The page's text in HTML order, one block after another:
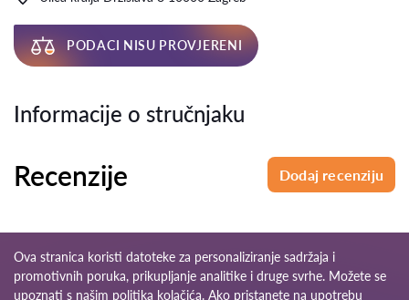
PODACI NISU PROVJERENI
Informacije o stručnjaku
Recenzije Dodaj recenziju
Ova stranica koristi datoteke za personaliziranje sadržaja i
promotivnih poruka, prikupljanje analitike i druge svrhe. Možete se
upoznati s našim politika kolačića. Ako pristanete na upotrebu